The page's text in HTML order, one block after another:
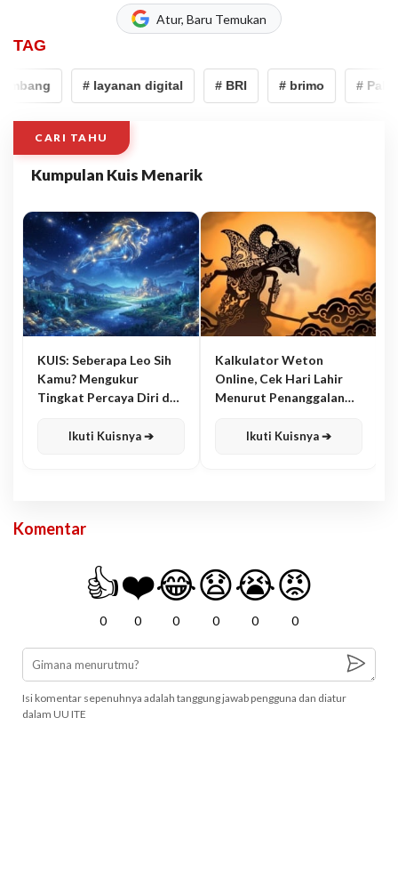
Atur, Baru Temukan
TAG
# layanan digital # BRI # brimo #
CARI TAHU
Kumpulan Kuis Menarik
KUIS: Seberapa Leo Sih
Kamu? Mengukur
Tingkat Percaya Diri dan
Ikuti Kuisnya ➔
Kalkulator Weton
Online, Cek Hari Lahir
Menurut Penanggalan
Ikuti Kuisnya ➔
Komentar
👍
0
❤️
0
😂
0
😧
0
😭
0
😡
0
Isi komentar sepenuhnya adalah tanggung jawab pengguna dan diatur
dalam UU ITE